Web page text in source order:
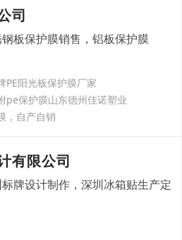
司
板保护膜销售，铝板保护膜
PE阳光板保护膜厂家
pe保护膜山东德州佳诺塑业
，自产自销
有限公司
牌设计制作，深圳冰箱贴生产定